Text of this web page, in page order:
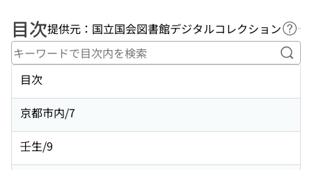
目次提供元：国立国会図書館デジタルコレクション ヘ
キ
目次
京都市内/7
壬生/9